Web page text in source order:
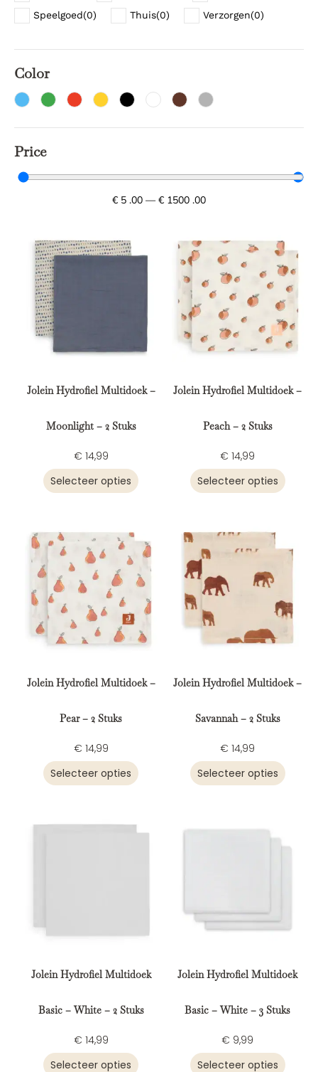
Speelgoed(0) Thuis(0) Verzorgen(0)
Color
Price
€ 5 .00 — € 1500 .00
Jolein Hydrofiel Multidoek –
Moonlight – 2 Stuks
€ 14,99
Selecteer opties
Jolein Hydrofiel Multidoek –
Peach – 2 Stuks
€ 14,99
Selecteer opties
Jolein Hydrofiel Multidoek –
Pear – 2 Stuks
€ 14,99
Selecteer opties
Jolein Hydrofiel Multidoek –
Savannah – 2 Stuks
€ 14,99
Selecteer opties
Jolein Hydrofiel Multidoek
Basic – White – 2 Stuks
€ 14,99
Selecteer opties
Jolein Hydrofiel Multidoek
Basic – White – 3 Stuks
€ 9,99
Selecteer opties